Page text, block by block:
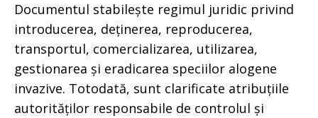
Documentul stabilește regimul juridic privind
introducerea, deținerea, reproducerea,
transportul, comercializarea, utilizarea,
gestionarea și eradicarea speciilor alogene
invazive. Totodată, sunt clarificate atribuțiile
autorităților responsabile de controlul și